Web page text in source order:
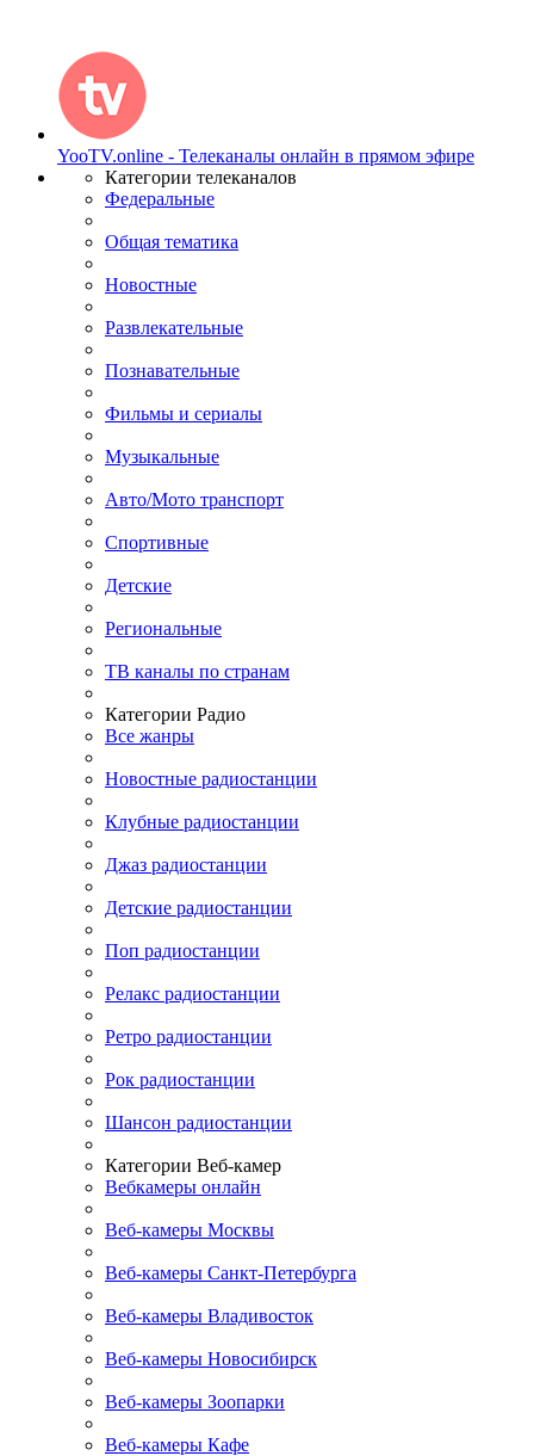
YooTV.online - Телеканалы онлайн в прямом эфире
Категории телеканалов
Федеральные
Общая тематика
Новостные
Развлекательные
Познавательные
Фильмы и сериалы
Музыкальные
Авто/Мото транспорт
Спортивные
Детские
Региональные
ТВ каналы по странам
Категории Радио
Все жанры
Новостные радиостанции
Клубные радиостанции
Джаз радиостанции
Детские радиостанции
Поп радиостанции
Релакс радиостанции
Ретро радиостанции
Рок радиостанции
Шансон радиостанции
Категории Веб-камер
Вебкамеры онлайн
Веб-камеры Москвы
Веб-камеры Санкт-Петербурга
Веб-камеры Владивосток
Веб-камеры Новосибирск
Веб-камеры Зоопарки
Веб-камеры Кафе